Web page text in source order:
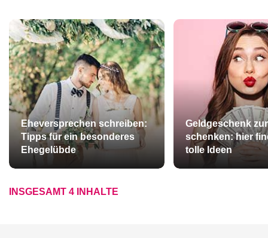
Eheversprechen schreiben:
Tipps für ein besonderes
Ehegelübde
Geldgeschenk
schenken: hier
tolle Ideen
INSGESAMT 4 INHALTE